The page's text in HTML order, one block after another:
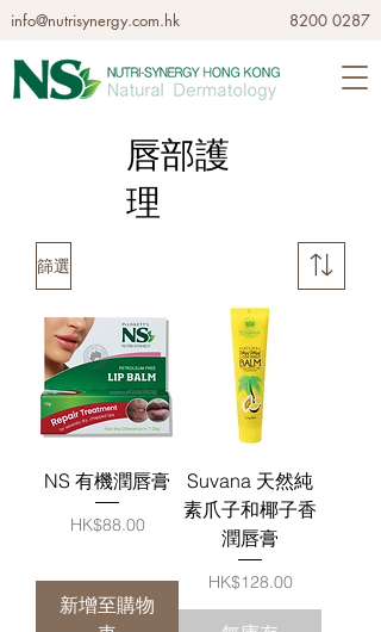
info@nutrisynergy.com.hk 8200 0287
唇部護
理
篩選
NS 有機潤唇膏
價格
HK$88.00
新增至購物
Suvana 天然純
素爪子和椰子香
潤唇膏
價格
HK$128.00